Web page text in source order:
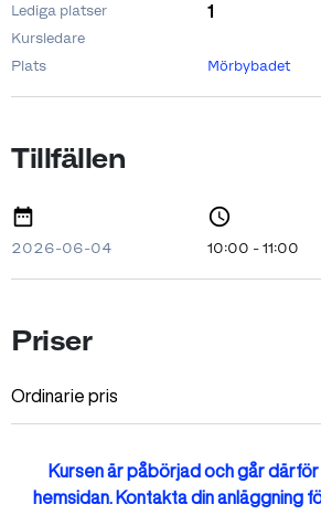
Lediga platser
1
Kursledare
Plats
Mörbybadet
Tillfällen
2026-06-04 10:00 - 11:00
Priser
Ordinarie pris
Kursen är påbörjad och går
hemsidan. Kontakta din anläggning